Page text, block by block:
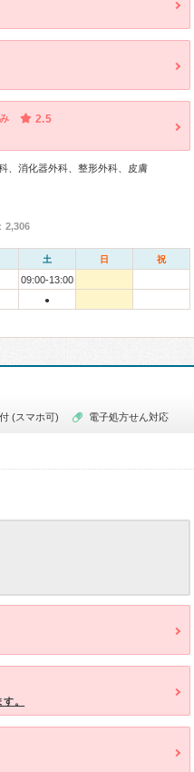
2.5
、消化器外科、整形外科、皮膚
2,306
土 日 祝
09:00-13:00
●
(スマホ可) 電子処方せん対応
。